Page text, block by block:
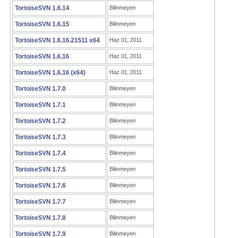
TortoiseSVN 1.6.14 Bilinmeyen
TortoiseSVN 1.6.15 Bilinmeyen
TortoiseSVN 1.6.16.21511 x64 Haz 01, 2011
TortoiseSVN 1.6.16 Haz 01, 2011
TortoiseSVN 1.6.16 (x64) Haz 01, 2011
TortoiseSVN 1.7.0 Bilinmeyen
TortoiseSVN 1.7.1 Bilinmeyen
TortoiseSVN 1.7.2 Bilinmeyen
TortoiseSVN 1.7.3 Bilinmeyen
TortoiseSVN 1.7.4 Bilinmeyen
TortoiseSVN 1.7.5 Bilinmeyen
TortoiseSVN 1.7.6 Bilinmeyen
TortoiseSVN 1.7.7 Bilinmeyen
TortoiseSVN 1.7.8 Bilinmeyen
TortoiseSVN 1.7.9 Bilinmeyen